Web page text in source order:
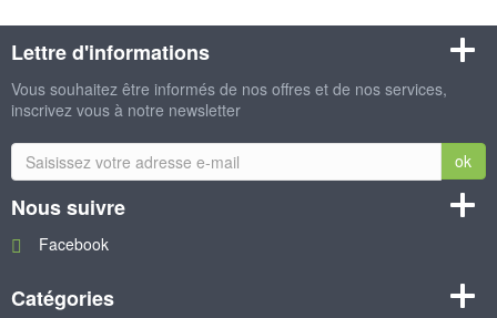
Lettre d'informations
Vous souhaitez être informés de nos offres et de nos services,
inscrivez vous à notre newsletter
ok
Nous suivre
Facebook
Catégories